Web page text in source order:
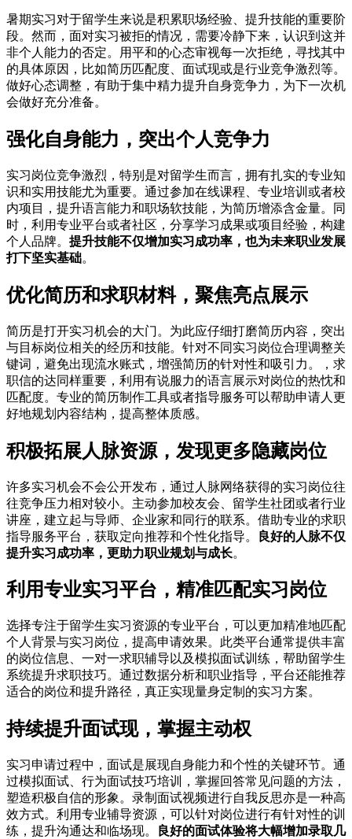
暑期实习对于留学生来说是积累职场经验、提升技能的重要阶
段。然而，面对实习被拒的情况，需要冷静下来，认识到这并
非个人能力的否定。用平和的心态审视每一次拒绝，寻找其中
的具体原因，比如简历匹配度、面试现或是行业竞争激烈等。
做好心态调整，有助于集中精力提升自身竞争力，为下一次机
会做好充分准备。
强化自身能力，突出个人竞争力
实习岗位竞争激烈，特别是对留学生而言，拥有扎实的专业知
识和实用技能尤为重要。通过参加在线课程、专业培训或者校
内项目，提升语言能力和职场软技能，为简历增添含金量。同
时，利用专业平台或者社区，分享学习成果或项目经验，构建
个人品牌。 提升技能不仅增加实习成功率，也为未来职业发展
打下坚实基础。
优化简历和求职材料，聚焦亮点展示
简历是打开实习机会的大门。为此应仔细打磨简历内容，突出
与目标岗位相关的经历和技能。针对不同实习岗位合理调整关
键词，避免出现流水账式，增强简历的针对性和吸引力。，求
职信的达同样重要，利用有说服力的语言展示对岗位的热忱和
匹配度。专业的简历制作工具或者指导服务可以帮助申请人更
好地规划内容结构，提高整体质感。
积极拓展人脉资源，发现更多隐藏岗位
许多实习机会不会公开发布，通过人脉网络获得的实习岗位往
往竞争压力相对较小。主动参加校友会、留学生社团或者行业
讲座，建立起与导师、企业家和同行的联系。借助专业的求职
指导服务平台，获取定向推荐和个性化指导。
良好的人脉不仅
提升实习成功率，更助力职业规划与成长。
利用专业实习平台，精准匹配实习岗位
选择专注于留学生实习资源的专业平台，可以更加精准地匹配
个人背景与实习岗位，提高申请效果。此类平台通常提供丰富
的岗位信息、一对一求职辅导以及模拟面试训练，帮助留学生
系统提升求职技巧。通过数据分析和职业指导，平台还能推荐
适合的岗位和提升路径，真正实现量身定制的实习方案。
持续提升面试现，掌握主动权
实习申请过程中，面试是展现自身能力和个性的关键环节。通
过模拟面试、行为面试技巧培训，掌握回答常见问题的方法，
塑造积极自信的形象。录制面试视频进行自我反思亦是一种高
效方式。利用专业辅导资源，可以针对岗位进行有针对性的训
练，提升沟通达和临场现。
良好的面试体验将大幅增加录取几